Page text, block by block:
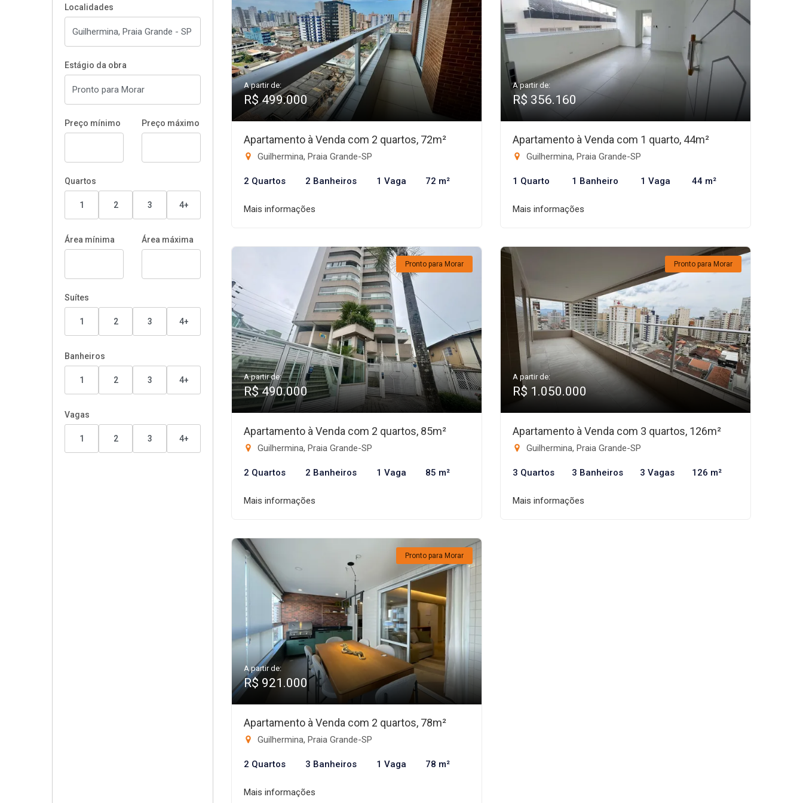
Localidades
Estágio da obra
Preço mínimo Preço máximo
Quartos
1 2 3 4+
Área mínima Área máxima
Suítes
1 2 3 4+
Banheiros
1 2 3 4+
Vagas
1 2 3 4+
A partir de:
R$ 499.000
Apartamento à Venda com 2 quartos, 72m²
Guilhermina, Praia Grande-SP
2 Quartos 2 Banheiros 1 Vaga 72 m²
Mais informações
A partir de:
R$ 356.160
Apartamento à Venda com 1 quarto, 44m²
Guilhermina, Praia Grande-SP
1 Quarto 1 Banheiro 1 Vaga 44 m²
Mais informações
Pronto para Morar
A partir de:
R$ 490.000
Apartamento à Venda com 2 quartos, 85m²
Guilhermina, Praia Grande-SP
2 Quartos 2 Banheiros 1 Vaga 85 m²
Mais informações
Pronto para Morar
A partir de:
R$ 1.050.000
Apartamento à Venda com 3 quartos, 126m²
Guilhermina, Praia Grande-SP
3 Quartos 3 Banheiros 3 Vagas 126 m²
Mais informações
Pronto para Morar
A partir de:
R$ 921.000
Apartamento à Venda com 2 quartos, 78m²
Guilhermina, Praia Grande-SP
2 Quartos 3 Banheiros 1 Vaga 78 m²
Mais informações